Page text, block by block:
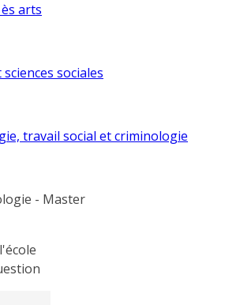
arts
sociales
travail social et criminologie
- Master